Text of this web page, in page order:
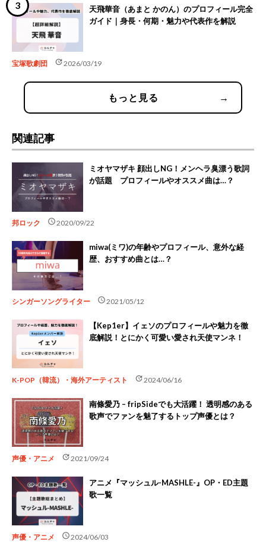
天飛華音（あまと かのん）のプロフィール完全
ガイド｜身長・何期・魅力や代表作を解説
宝塚歌劇団 update2026/03/19
もっと見る →
関連記事
ミオヤマザキ 顔出しNG！メンヘラ臭漂う歌詞
が話題 プロフィールやオススメ曲は…？
邦ロック schedule2020/09/22
miwa(ミワ)の年齢やプロフィール、意外な経
歴、おすすめ曲とは…？
シンガーソングライター schedule2021/05/12
【Kep1er】イェソのプロフィールや魅力を徹
底解説！とにかく可愛い愛され天使マンネ！
K-POP（韓流）・海外アーティスト update2024/06/16
南條愛乃 – fripSideでも大活躍！ 透明感のある
歌声でファンを魅了するトップ声優とは？
声優・アニメ update2021/09/24
アニメ『マッシュル-MASHLE-』OP・ED主題
歌一覧
声優・アニメ schedule2024/06/03